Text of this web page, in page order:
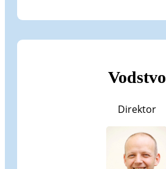
Vodstvo
Direktor